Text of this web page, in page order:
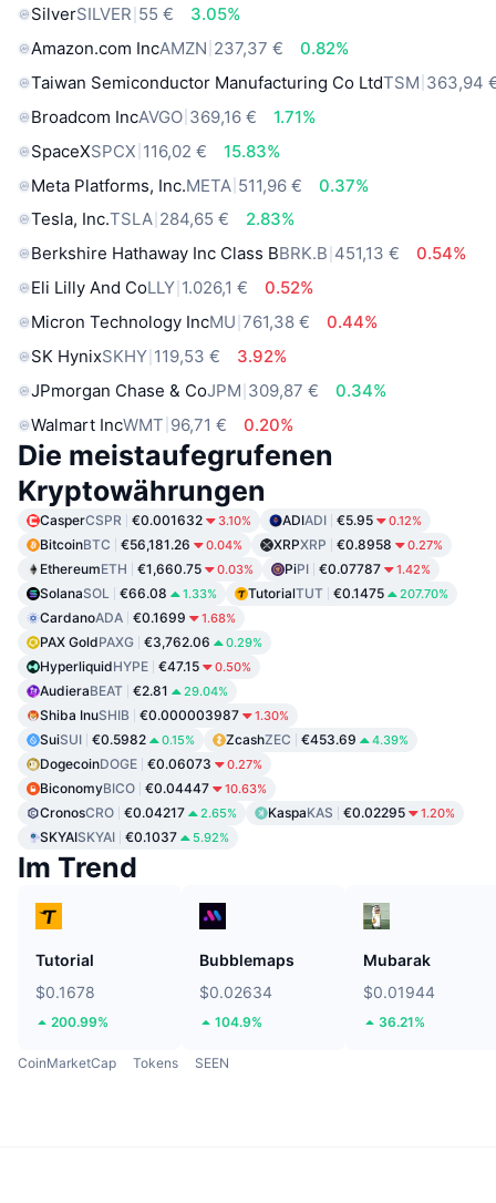
SilverSILVER 55 €
3.05%
Amazon.com IncAMZN 237,37 €
0.82%
Taiwan Semiconductor Manufacturing Co LtdTSM 363,94
Broadcom IncAVGO 369,16 €
1.71%
SpaceXSPCX 116,02 €
15.83%
Meta Platforms, Inc.META 511,96 €
0.37%
Tesla, Inc.TSLA 284,65 €
2.83%
Berkshire Hathaway Inc Class BBRK.B 451,13 €
0.54%
Eli Lilly And CoLLY 1.026,1 €
0.52%
Micron Technology IncMU 761,38 €
0.44%
SK HynixSKHY 119,53 €
3.92%
JPmorgan Chase & CoJPM 309,87 €
0.34%
Walmart IncWMT 96,71 € 0.20%
Die meistaufegrufenen
Kryptowährungen
CasperCSPR €0.001632 3.10% ADIADI €5.95 0.12%
BitcoinBTC €56,181.26 0.04% XRPXRP €0.8958 0.27%
EthereumETH €1,660.75 0.03% PiPI €0.07787 1.42%
SolanaSOL €66.08 1.33% TutorialTUT €0.1475 207.70%
CardanoADA €0.1699 1.68%
PAX GoldPAXG €3,762.06 0.29%
HyperliquidHYPE €47.15 0.50%
AudieraBEAT €2.81 29.04%
Shiba InuSHIB €0.000003987 1.30%
SuiSUI €0.5982 0.15% ZcashZEC €453.69 4.39%
DogecoinDOGE €0.06073 0.27%
BiconomyBICO €0.04447 10.63%
CronosCRO €0.04217 2.65% KaspaKAS €0.02295 1.20%
SKYAISKYAI €0.1037 5.92%
Im Trend
Tutorial
$0.1678
200.99%
Bubblemaps
$0.02634
104.9%
Mubarak
$0.01944
36.21%
CoinMarketCap Tokens SEEN